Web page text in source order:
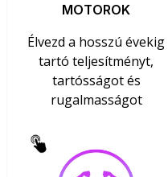
MOTOROK
Élvezd a hosszú évekig
tartó teljesítményt,
tartósságot és
rugalmasságot